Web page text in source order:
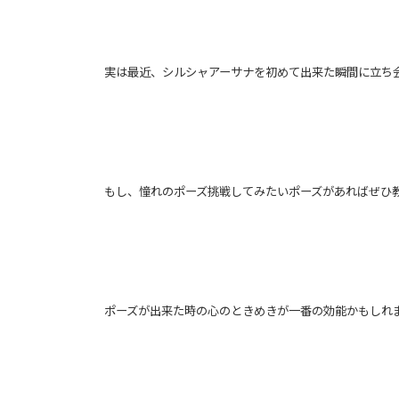
実は最近、シルシャアーサナを初めて出来た瞬間に立ち
もし、憧れのポーズ挑戦してみたいポーズがあればぜひ
ポーズが出来た時の心のときめきが一番の効能かもしれ